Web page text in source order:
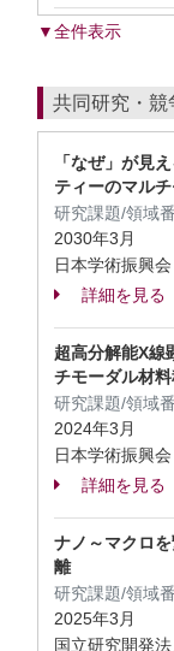
▼全件表示
共同研究・競
「なぜ」が見
ティーのマル
研究課題/領域
2030年3月
日本学術振興
詳細を見る
超高分解能X線
チモーダル材
研究課題/領域
2024年3月
日本学術振興
詳細を見る
ナノ～マクロ
離
研究課題/領域
2025年3月
国立研究開発